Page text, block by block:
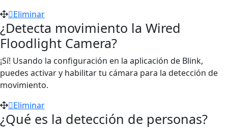
Eliminar
¿Detecta movimiento la Wired
Floodlight Camera?
¡Sí! Usando la configuración en la aplicación de Blink,
puedes activar y habilitar tu cámara para la detección de
movimiento.
Eliminar
¿Qué es la detección de personas?